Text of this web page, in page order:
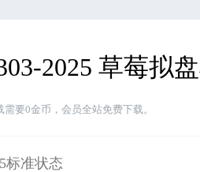
2025 草莓拟
要0金币，会员全站免费下载。
标准状态